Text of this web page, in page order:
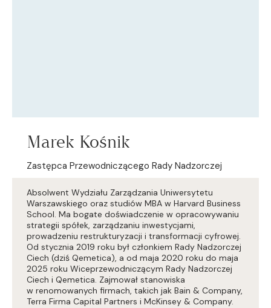
Marek Kośnik
Zastępca Przewodniczącego Rady Nadzorczej
Absolwent Wydziału Zarządzania Uniwersytetu
Warszawskiego oraz studiów MBA w Harvard Business
School. Ma bogate doświadczenie w opracowywaniu
strategii spółek, zarządzaniu inwestycjami,
prowadzeniu restrukturyzacji i transformacji cyfrowej.
Od stycznia 2019 roku był członkiem Rady Nadzorczej
Ciech (dziś Qemetica), a od maja 2020 roku do maja
2025 roku Wiceprzewodniczącym Rady Nadzorczej
Ciech i Qemetica. Zajmował stanowiska
w renomowanych firmach, takich jak Bain & Company,
Terra Firma Capital Partners i McKinsey & Company.